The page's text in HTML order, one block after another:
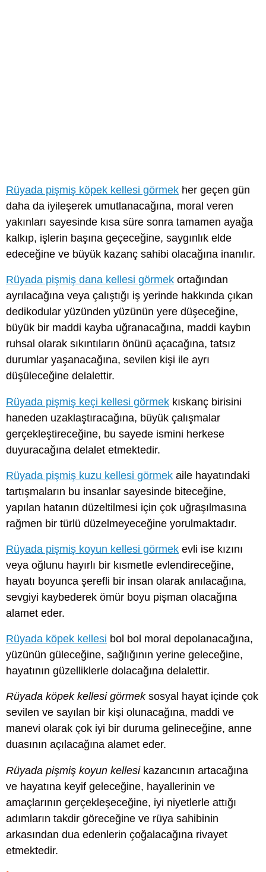
Rüyada pişmiş köpek kellesi görmek her geçen gün
daha da iyileşerek umutlanacağına, moral veren
yakınları sayesinde kısa süre sonra tamamen ayağa
kalkıp, işlerin başına geçeceğine, saygınlık elde
edeceğine ve büyük kazanç sahibi olacağına inanılır.
Rüyada pişmiş dana kellesi görmek ortağından
ayrılacağına veya çalıştığı iş yerinde hakkında çıkan
dedikodular yüzünden yüzünün yere düşeceğine,
büyük bir maddi kayba uğranacağına, maddi kaybın
ruhsal olarak sıkıntıların önünü açacağına, tatsız
durumlar yaşanacağına, sevilen kişi ile ayrı
düşüleceğine delalettir.
Rüyada pişmiş keçi kellesi görmek kıskanç birisini
haneden uzaklaştıracağına, büyük çalışmalar
gerçekleştireceğine, bu sayede ismini herkese
duyuracağına delalet etmektedir.
Rüyada pişmiş kuzu kellesi görmek aile hayatındaki
tartışmaların bu insanlar sayesinde biteceğine,
yapılan hatanın düzeltilmesi için çok uğraşılmasına
rağmen bir türlü düzelmeyeceğine yorulmaktadır.
Rüyada pişmiş koyun kellesi görmek evli ise kızını
veya oğlunu hayırlı bir kısmetle evlendireceğine,
hayatı boyunca şerefli bir insan olarak anılacağına,
sevgiyi kaybederek ömür boyu pişman olacağına
alamet eder.
Rüyada köpek kellesi bol bol moral depolanacağına,
yüzünün güleceğine, sağlığının yerine geleceğine,
hayatının güzelliklerle dolacağına delalettir.
Rüyada köpek kellesi görmeksosyal hayat içinde çok
sevilen ve sayılan bir kişi olunacağına, maddi ve
manevi olarak çok iyi bir duruma gelineceğine, anne
duasının açılacağına alamet eder.
Rüyada pişmiş koyun kellesikazancının artacağına
ve hayatına keyif geleceğine, hayallerinin ve
amaçlarının gerçekleşeceğine, iyi niyetlerle attığı
adımların takdir göreceğine ve rüya sahibinin
arkasından dua edenlerin çoğalacağına rivayet
etmektedir.